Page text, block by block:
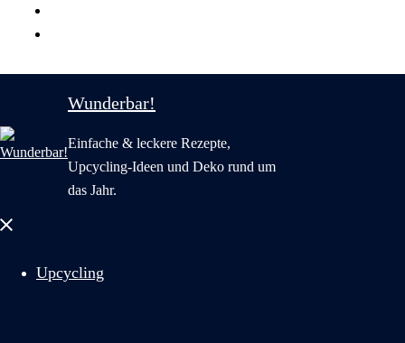
Wunderbar!
Einfache & leckere Rezepte,
Upcycling-Ideen und Deko rund um
das Jahr.
Menü
Upcycling